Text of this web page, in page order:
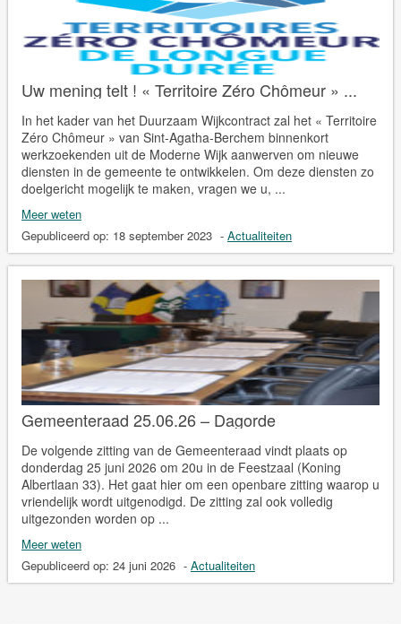
Uw mening telt ! « Territoire Zéro Chômeur » ...
In het kader van het Duurzaam Wijkcontract zal het « Territoire
Zéro Chômeur » van Sint-Agatha-Berchem binnenkort
werkzoekenden uit de Moderne Wijk aanwerven om nieuwe
diensten in de gemeente te ontwikkelen. Om deze diensten zo
doelgericht mogelijk te maken, vragen we u, ...
Meer weten
Gepubliceerd op: 18 september 2023 - Actualiteiten
Gemeenteraad 25.06.26 – Dagorde
De volgende zitting van de Gemeenteraad vindt plaats op
donderdag 25 juni 2026 om 20u in de Feestzaal (Koning
Albertlaan 33). Het gaat hier om een openbare zitting waarop u
vriendelijk wordt uitgenodigd. De zitting zal ook volledig
uitgezonden worden op ...
Meer weten
Gepubliceerd op: 24 juni 2026 - Actualiteiten